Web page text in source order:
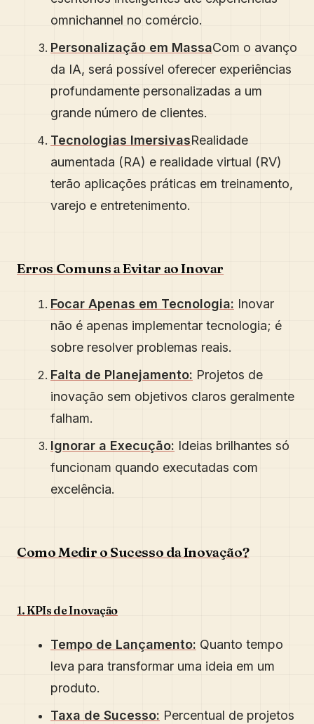
omnichannel no comércio.
Personalização em MassaCom o avanço
da IA, será possível oferecer experiências
profundamente personalizadas a um
grande número de clientes.
Tecnologias ImersivasRealidade
aumentada (RA) e realidade virtual (RV)
terão aplicações práticas em treinamento,
varejo e entretenimento.
Erros Comuns a Evitar ao Inovar
Focar Apenas em Tecnologia: Inovar
não é apenas implementar tecnologia; é
sobre resolver problemas reais.
Falta de Planejamento: Projetos de
inovação sem objetivos claros geralmente
falham.
Ignorar a Execução: Ideias brilhantes só
funcionam quando executadas com
excelência.
Como Medir o Sucesso da Inovação?
1. KPIs de Inovação
Tempo de Lançamento: Quanto tempo
leva para transformar uma ideia em um
produto.
Taxa de Sucesso: Percentual de projetos